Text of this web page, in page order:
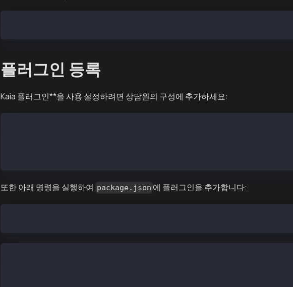
플러그인 등록
Kaia 플러그인**을 사용 설정하려면 상담원의 구성에 추가하세요:
또한 아래 명령을 실행하여 package.json 에 플러그인을 추가합니다: